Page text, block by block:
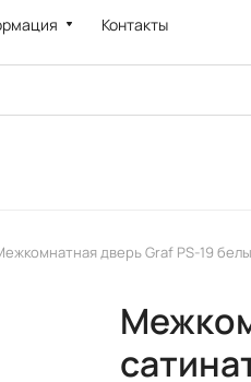
Контакты
дверь Graf PS-19